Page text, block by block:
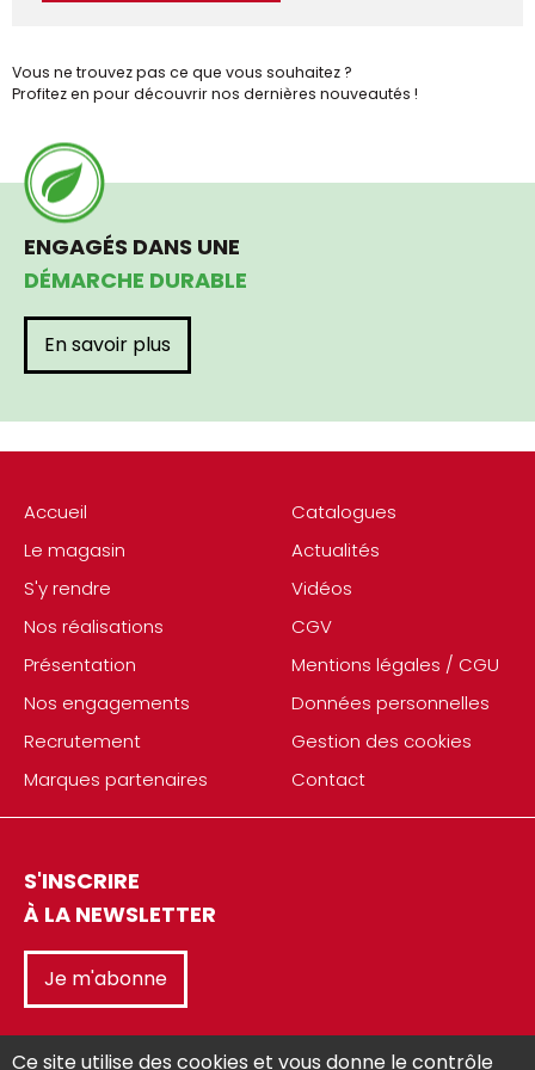
Vous ne trouvez pas ce que vous souhaitez ?
Profitez en pour découvrir nos dernières nouveautés !
Accueil
Le magasin
S'y rendre
Nos réalisations
Présentation
Nos engagements
Recrutement
Marques partenaires
Catalogues
Actualités
Vidéos
CGV
Mentions légales / CGU
Données personnelles
Gestion des cookies
Contact
S'INSCRIRE
À LA NEWSLETTER
Je m'abonne
ENGAGÉS DANS UNE
DÉMARCHE DURABLE
En savoir plus
Ce site utilise des cookies et vous donne le contrôle